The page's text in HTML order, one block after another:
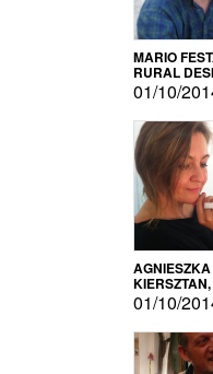
MARIO
RURAL
01/10/
AGNIESZKA
MODELLO DI
01/10/